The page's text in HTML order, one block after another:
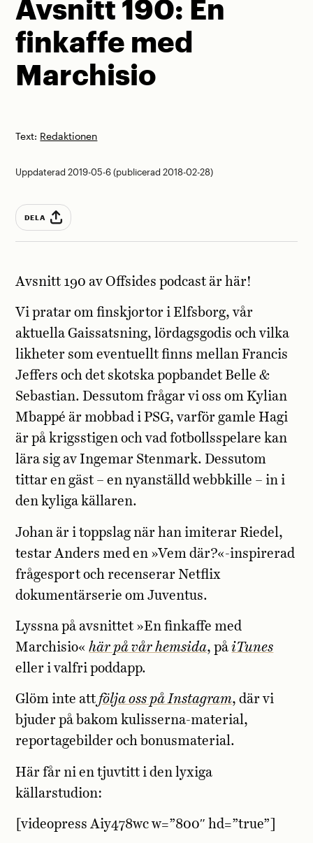
Avsnitt 190: En
finkaffe med
Marchisio
Text: Redaktionen
Uppdaterad 2019-05-6 (publicerad 2018-02-28)
DELA
Avsnitt 190 av Offsides podcast är här!
Vi pratar om finskjortor i Elfsborg, vår
aktuella Gaissatsning, lördagsgodis och vilka
likheter som eventuellt finns mellan Francis
Jeffers och det skotska popbandet Belle &
Sebastian. Dessutom frågar vi oss om Kylian
Mbappé är mobbad i PSG, varför gamle Hagi
är på krigsstigen och vad fotbollsspelare kan
lära sig av Ingemar Stenmark. Dessutom
tittar en gäst – en nyanställd webbkille – in i
den kyliga källaren.
Johan är i toppslag när han imiterar Riedel,
testar Anders med en »Vem där?«-inspirerad
frågesport och recenserar Netflix
dokumentärserie om Juventus.
Lyssna på avsnittet »En finkaffe med
Marchisio«här på vår hemsida, påiTunes
eller i valfri poddapp.
Glöm inte att följa oss på Instagram, där vi
bjuder på bakom kulisserna-material,
reportagebilder och bonusmaterial.
Här får ni en tjuvtitt i den lyxiga
källarstudion:
[videopress Aiy478wc w=”800″ hd=”true”]